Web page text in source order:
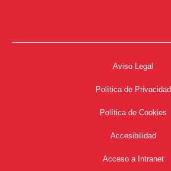
Aviso Legal
Política de Privacidad
Política de Cookies
Accesibilidad
Acceso a Intranet